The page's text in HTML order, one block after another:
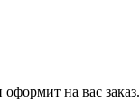
на вас заказ.